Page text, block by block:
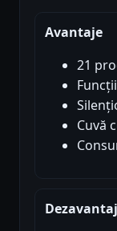
Avantaje
21
Cuvă